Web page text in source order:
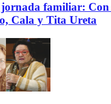
jornada familiar:
Cala y Tita Ureta